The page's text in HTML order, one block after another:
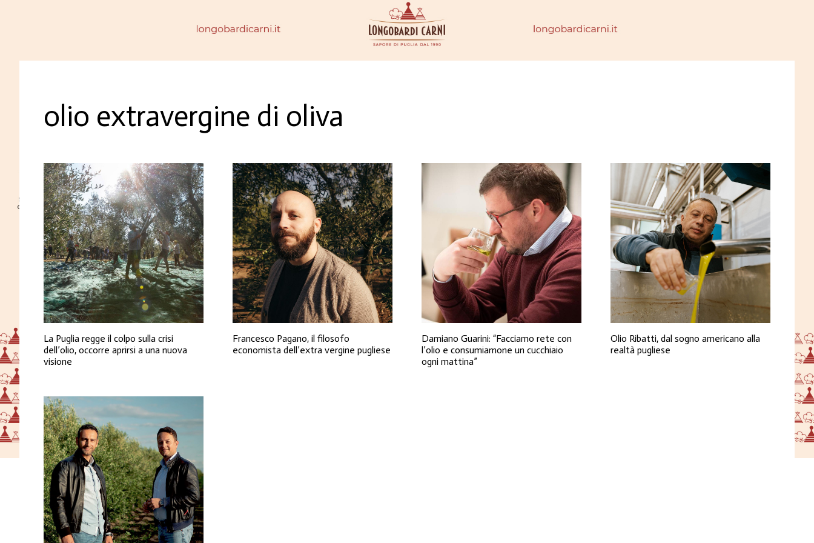
olio extravergine di oliva
La Puglia regge il colpo sulla crisi
dell’olio, occorre aprirsi a una nuova
visione
Francesco Pagano, il filosofo
economista dell’extra vergine pugliese
Damiano Guarini: “Facciamo rete con
l’olio e consumiamone un cucchiaio
ogni mattina”
Olio Ribatti, dal sogno americano alla
realtà pugliese